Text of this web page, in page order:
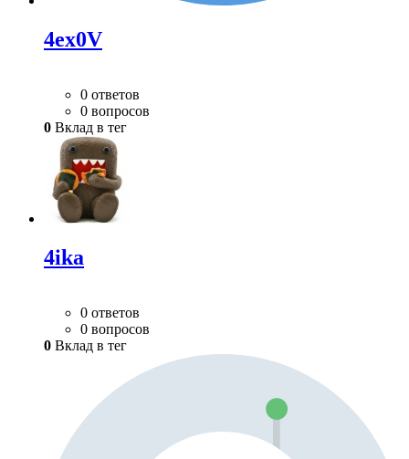
4ex0V
0 ответов
0 вопросов
0 Вклад в тег
4ika
0 ответов
0 вопросов
0 Вклад в тег